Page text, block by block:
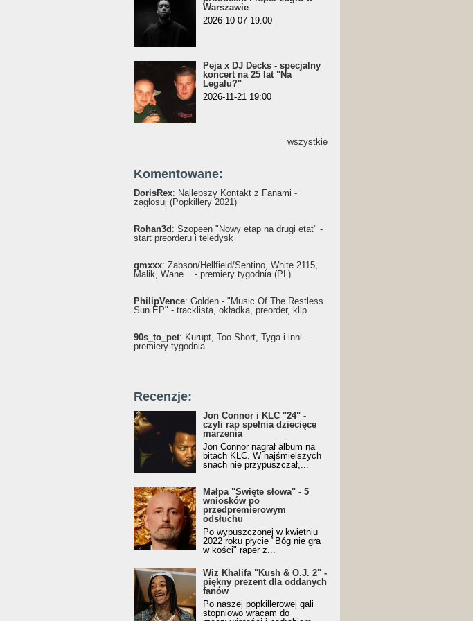
Warszawie
2026-10-07 19:00
Peja x DJ Decks - specjalny
koncert na 25 lat "Na
Legalu?"
2026-11-21 19:00
wszystkie
Komentowane:
DorisRex: Najlepszy Kontakt z Fanami -
zagłosuj (Popkillery 2021)
Rohan3d : Szopeen "Nowy etap na drugi etat" -
start preorderu i teledysk
gmxxx: Żabson/Hellfield/Sentino, White 2115,
Malik, Wane... - premiery tygodnia (PL)
PhilipVence: Golden - "Music Of The Restless
Sun EP" - tracklista, okładka, preorder, klip
90s_to_pet: Kurupt, Too Short, Tyga i inni -
premiery tygodnia
Recenzje:
Jon Connor i KLC "24" -
czyli rap spełnia dziecięce
marzenia
Jon Connor nagrał album na
bitach KLC. W najśmielszych
snach nie przypuszczał,...
Małpa "Święte słowa" - 5
wniosków po
przedpremierowym
odsłuchu
Po wypuszczonej w kwietniu
2022 roku płycie "Bóg nie gra
w kości" raper z...
Wiz Khalifa "Kush & O.J. 2" -
piękny prezent dla oddanych
fanów
Po naszej popkillerowej gali
stopniowo wracam do